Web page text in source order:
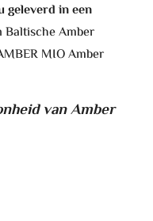
geleverd in een
Baltische Amber
MIO Amber
van Amber